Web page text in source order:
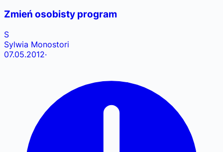
Zmień osobisty program
S
Sylwia Monostori
07.05.2012·